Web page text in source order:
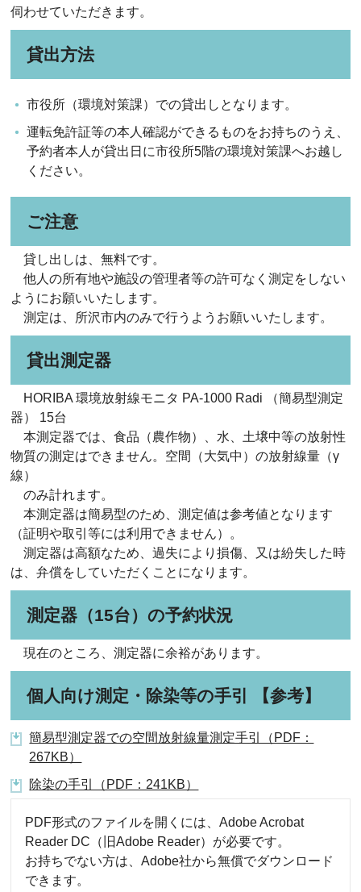
伺わせていただきます。
貸出方法
市役所（環境対策課）での貸出しとなります。
運転免許証等の本人確認ができるものをお持ちのうえ、
予約者本人が貸出日に市役所5階の環境対策課へお越し
ください。
ご注意
貸し出しは、無料です。
他人の所有地や施設の管理者等の許可なく測定をしない
ようにお願いいたします。
測定は、所沢市内のみで行うようお願いいたします。
貸出測定器
HORIBA 環境放射線モニタ PA-1000 Radi （簡易型測定
器） 15台
本測定器では、食品（農作物）、水、土壌中等の放射性
物質の測定はできません。空間（大気中）の放射線量（γ
線）
のみ計れます。
本測定器は簡易型のため、測定値は参考値となります
（証明や取引等には利用できません）。
測定器は高額なため、過失により損傷、又は紛失した時
は、弁償をしていただくことになります。
測定器（15台）の予約状況
現在のところ、測定器に余裕があります。
個人向け測定・除染等の手引 【参考】
簡易型測定器での空間放射線量測定手引（PDF：
267KB）
除染の手引（PDF：241KB）
PDF形式のファイルを開くには、Adobe Acrobat
Reader DC（旧Adobe Reader）が必要です。
お持ちでない方は、Adobe社から無償でダウンロード
できます。